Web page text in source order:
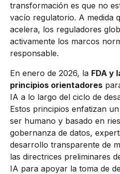
transformación es que no
vacío regulatorio. A medida
acelera, los reguladores
activamente los marcos
responsable.
En enero de 2026, la FDA y
principios orientadores
IA a lo largo del ciclo de
Estos principios enfatizan
ser humano y basado en
gobernanza de datos,
desarrollo transparente de
las directrices preliminares
IA para apoyar la toma de